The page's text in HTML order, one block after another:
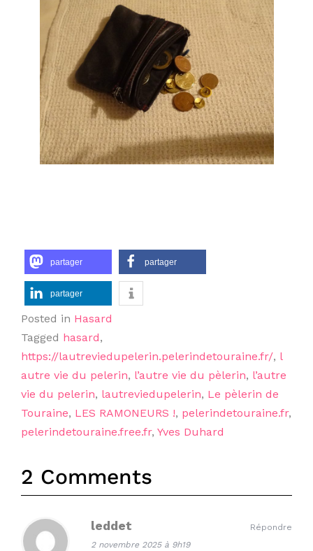
partager partager
partager
Posted in Hasard
Tagged hasard,
https://lautreviedupelerin.pelerindetouraine.fr/, l
autre vie du pelerin, l’autre vie du pèlerin, l’autre
vie du pelerin, lautreviedupelerin, Le pèlerin de
Touraine, LES RAMONEURS !, pelerindetouraine.fr,
pelerindetouraine.free.fr, Yves Duhard
2 Comments
leddet
2 novembre 2025 à 9h19
Répondre